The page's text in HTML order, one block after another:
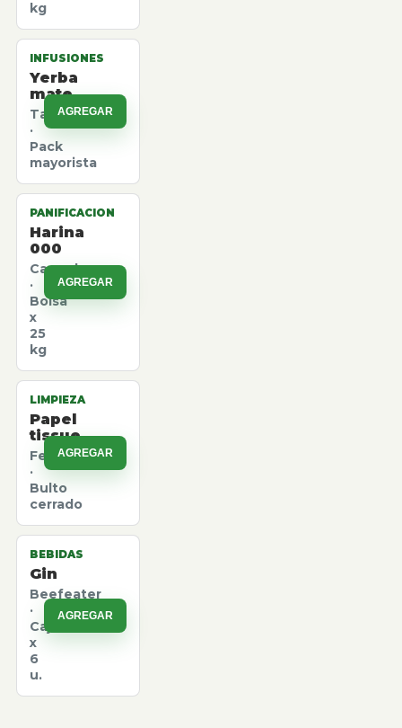
kg
INFUSIONES
Yerba
mate
Taragui
·
Pack
mayorista
AGREGAR
PANIFICACION
Harina
000
Canuelas
·
Bolsa
x
25
kg
AGREGAR
LIMPIEZA
Papel
tissue
Felpita
·
Bulto
cerrado
AGREGAR
BEBIDAS
Gin
Beefeater
·
Caja
x
6
u.
AGREGAR